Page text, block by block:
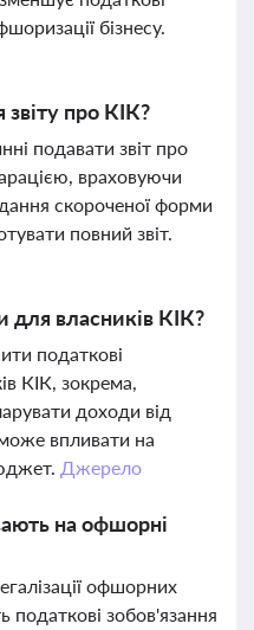
бізнесу.
про КІК?
подавати звіт про
враховуючи
скороченої форми
повний звіт.
для власників КІК?
податкові
КІК, зокрема,
доходи від
впливати на
Джерело
на офшорні
офшорних
податкові зобов'язання